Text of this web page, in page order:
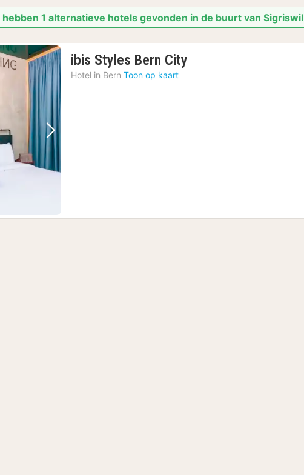
hebben 1 alternatieve hotels gevonden in de buurt van Sigriswil
Volgende foto
ibis Styles Bern City
Hotel in Bern Toon op kaart